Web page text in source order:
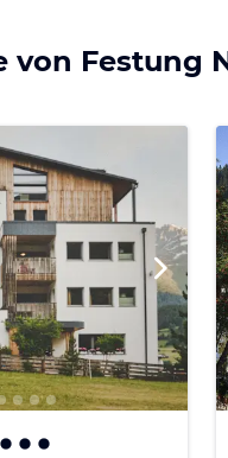
von Festung